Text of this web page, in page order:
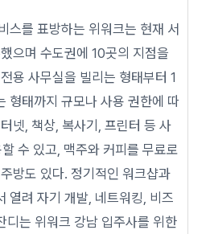
스를 표방하는 위워크는 현재 서
으며 수도권에 10곳의 지점을
용 사무실을 빌리는 형태부터 1
형태까지 규모나 사용 권한에 따
넷, 책상, 복사기, 프린터 등 사
수 있고, 맥주와 커피를 무료로
방도 있다. 정기적인 워크샵과
열려 자기 개발, 네트워킹, 비즈
디는 위워크 강남 입주사를 위한